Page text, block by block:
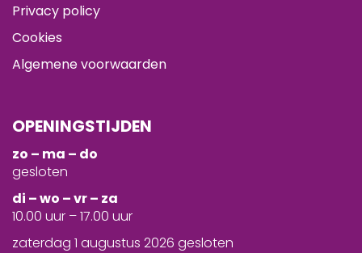
Privacy policy
Cookies
Algemene voorwaarden
OPENINGSTIJDEN
zo – ma – do
gesloten
di – wo – vr – za
10.00 uur – 17.00 uur
zaterdag 1 augustus 2026 gesloten